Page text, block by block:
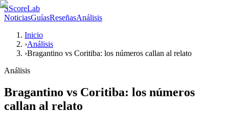
SScoreLab
NoticiasGuíasReseñasAnálisis
Inicio
›Análisis
›Bragantino vs Coritiba: los números callan al relato
Análisis
Bragantino vs Coritiba: los números
callan al relato